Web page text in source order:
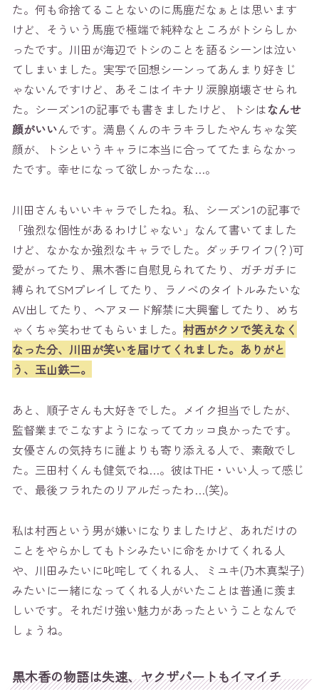
た。何も命捨てることないのに馬鹿だなぁとは思います
けど、そういう馬鹿で極端で純粋なところがトシらしか
ったです。川田が海辺でトシのことを語るシーンは泣い
てしまいました。実写で回想シーンってあんまり好きじ
ゃないんですけど、あそこはイキナリ涙腺崩壊させられ
た。シーズン1の記事でも書きましたけど、トシはなんせ
顔がいいんです。満島くんのキラキラしたやんちゃな笑
顔が、トシというキャラに本当に合っててたまらなかっ
たです。幸せになって欲しかったな…。
川田さんもいいキャラでしたね。私、シーズン1の記事で
「強烈な個性があるわけじゃない」なんて書いてました
けど、なかなか強烈なキャラでした。ダッチワイフ(？)可
愛がってたり、黒木香に自慰見られてたり、ガチガチに
縛られてSMプレイしてたり、ラノベのタイトルみたいな
AV出してたり、ヘアヌード解禁に大興奮してたり、めち
ゃくちゃ笑わせてもらいました。 村西がクソで笑えなく
なった分、川田が笑いを届けてくれました。ありがと
う、玉山鉄二。
あと、順子さんも大好きでした。メイク担当でしたが、
監督業までこなすようになっててカッコ良かったです。
女優さんの気持ちに誰よりも寄り添える人で、素敵でし
た。三田村くんも健気でね…。彼はTHE・いい人って感じ
で、最後フラれたのリアルだったわ…(笑)。
私は村西という男が嫌いになりましたけど、あれだけの
ことをやらかしてもトシみたいに命をかけてくれる人
や、川田みたいに叱咤してくれる人、ミユキ(乃木真梨子)
みたいに一緒になってくれる人がいたことは普通に羨ま
しいです。それだけ強い魅力があったということなんで
しょうね。
黒木香の物語は失速、ヤクザパートもイマイチ